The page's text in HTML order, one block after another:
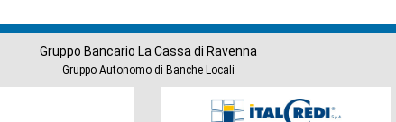
Gruppo Bancario La Cassa di Ravenna
Gruppo Autonomo di Banche Locali
Società